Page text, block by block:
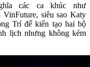
các ca khúc như
siêu sao Katy
Trí để kiến tạo hai bộ
lịch nhưng không kém